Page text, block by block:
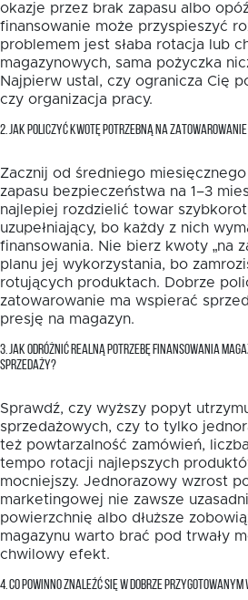
okazje przez brak zapasu albo
finansowanie może przyspieszyć
problemem jest słaba rotacja lub
magazynowych, sama pożyczka
Najpierw ustal, czy ogranicza Cię
czy organizacja pracy.
2. JAK POLICZYĆ KWOTĘ POTRZEBNĄ NA
Zacznij od średniego
zapasu bezpieczeństwa na 1–3
najlepiej rozdzielić towar
uzupełniający, bo każdy z nich
finansowania. Nie bierz kwoty „na
planu jej wykorzystania, bo
rotujących produktach. Dobrze
zatowarowanie ma wspierać
presję na magazyn.
3. JAK ODRÓŻNIĆ REALNĄ POTRZEBĘ FINANSOWANIA
SPRZEDAŻY?
Sprawdź, czy wyższy popyt
sprzedażowych, czy to tylko
też powtarzalność zamówień,
tempo rotacji najlepszych
mocniejszy. Jednorazowy wzrost
marketingowej nie zawsze
powierzchnię albo dłuższe
magazynu warto brać pod trwały
chwilowy efekt.
4. CO POWINNO ZNALEŹĆ SIĘ W DOBRZE PRZYGOTOWANYM